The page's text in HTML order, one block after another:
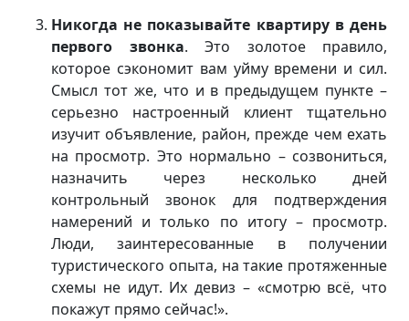
Никогда не показывайте квартиру в день
первого звонка. Это золотое правило,
которое сэкономит вам уйму времени и сил.
Смысл тот же, что и в предыдущем пункте –
серьезно настроенный клиент тщательно
изучит объявление, район, прежде чем ехать
на просмотр. Это нормально – созвониться,
назначить через несколько дней
контрольный звонок для подтверждения
намерений и только по итогу – просмотр.
Люди, заинтересованные в получении
туристического опыта, на такие протяженные
схемы не идут. Их девиз – «смотрю всё, что
покажут прямо сейчас!».